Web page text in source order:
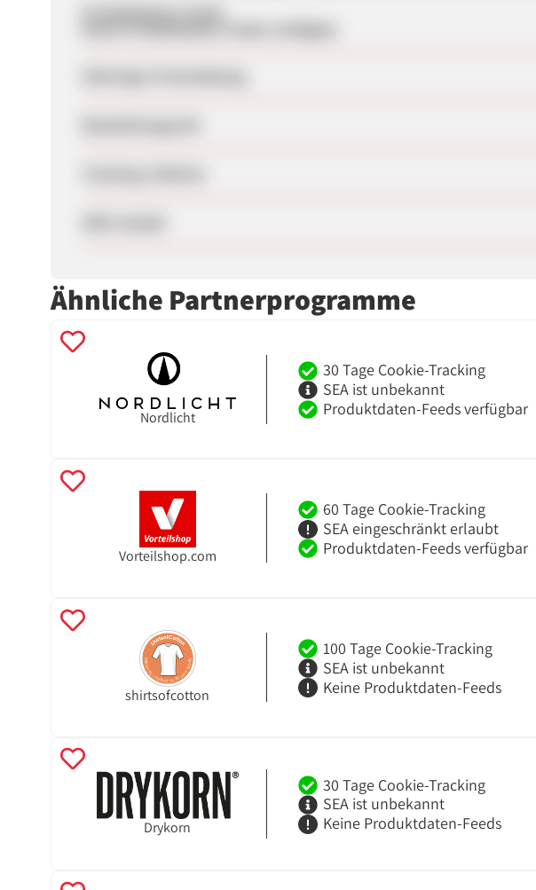
Produktdaten-Feeds
Ähnliche Partnerprogramme
Nordlicht
30 Tage Cookie-Tracking
SEA ist unbekannt
Produktdaten-Feeds verfügbar
Vorteilshop.com
60 Tage Cookie-Tracking
SEA eingeschränkt erlaubt
Produktdaten-Feeds verfügbar
shirtsofcotton
100 Tage Cookie-Tracking
SEA ist unbekannt
Keine Produktdaten-Feeds
Drykorn
30 Tage Cookie-Tracking
SEA ist unbekannt
Keine Produktdaten-Feeds